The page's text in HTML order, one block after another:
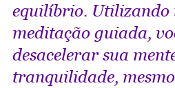
equilíbrio. Utilizando
meditação guiada,
desacelerar sua
tranquilidade,